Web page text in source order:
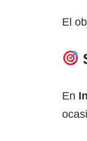
El
En